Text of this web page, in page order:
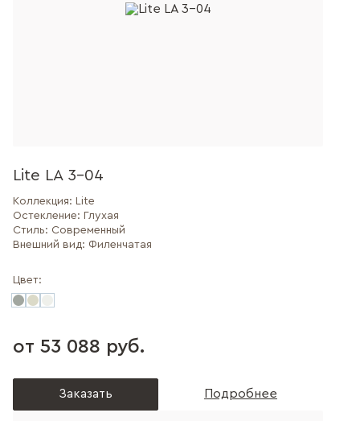
Lite LA 3-04
Коллекция: Lite
Остекление: Глухая
Стиль: Современный
Внешний вид: Филенчатая
Цвет:
от 53 088 руб.
Заказать Подробнее